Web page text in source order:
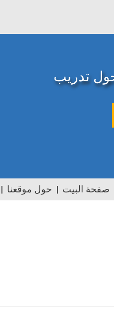
تدريب
صفحة البيت حول موقعنا